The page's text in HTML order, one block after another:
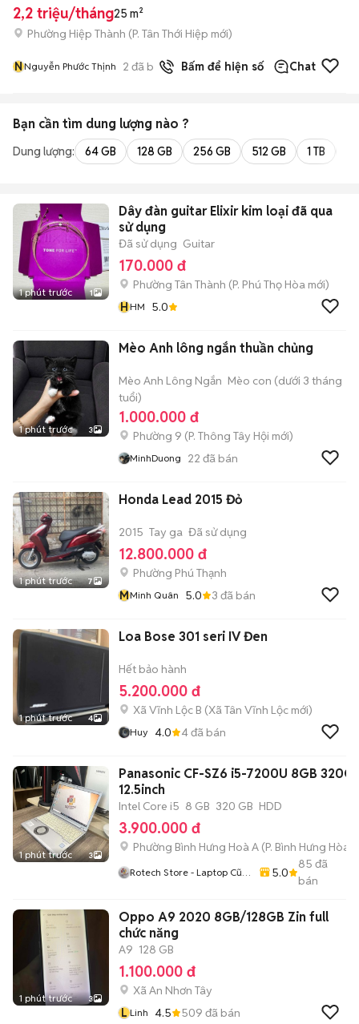
2,2 triệu/tháng25 m²
Phường Hiệp Thành (P. Tân Thới Hiệp mới)
NNguyễn Phước Thịnh 2 đã bán Bấm để hiện số Chat
Bạn cần tìm dung lượng nào ?
Dung lượng: 64 GB 128 GB 256 GB 512 GB 1 TB
1 phút trước 1
Dây đàn guitar Elixir kim loại đã qua
sử dụng
Đã sử dụng Guitar
170.000 đ
Phường Tân Thành (P. Phú Thọ Hòa mới)
HHM 5.0
1 phút trước 3
Mèo Anh lông ngắn thuần chủng
Mèo Anh Lông Ngắn Mèo con (dưới 3 tháng
tuổi)
1.000.000 đ
Phường 9 (P. Thông Tây Hội mới)
MinhDuong 22 đã bán
1 phút trước 7
Honda Lead 2015 Đỏ
2015 Tay ga Đã sử dụng
12.800.000 đ
Phường Phú Thạnh
MMinh Quân 5.0 3 đã bán
1 phút trước 4
Loa Bose 301 seri IV Đen
Hết bảo hành
5.200.000 đ
Xã Vĩnh Lộc B (Xã Tân Vĩnh Lộc mới)
Huy 4.0 4đã bán
1 phút trước 3
Panasonic CF-SZ6 i5-7200U 8GB
12.5inch
Intel Core i5 8 GB 320 GB HDD
3.900.000 đ
Phường Bình Hưng Hoà A (P. Bình Hưng Hòa
Rotech Store - Laptop Cũ
5.0
85 đã
bán
1 phút trước 3
Oppo A9 2020 8GB/128GB Zin full
chức năng
A9 128 GB
1.100.000 đ
Xã An Nhơn Tây
L Linh 4.5 509 đã bán